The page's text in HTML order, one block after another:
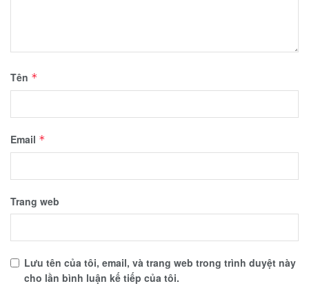
Tên *
Email *
Trang web
Lưu tên của tôi, email, và trang web trong trình duyệt này
cho lần bình luận kế tiếp của tôi.